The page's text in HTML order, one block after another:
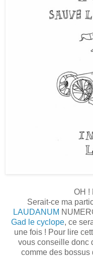
OH !
Serait-ce ma
LAUDANUM
Gad le cyclope, ce
une fois ! Pour lire
vous conseille donc
comme des bossus